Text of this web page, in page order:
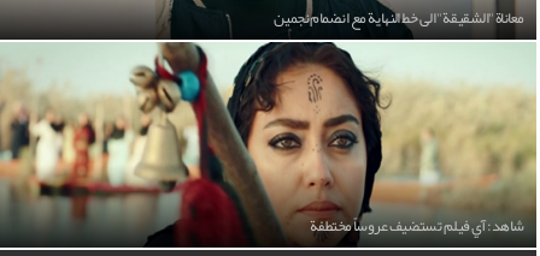
معاناة "الشقيقة" الى خط النهاية مع انضمام نجمين
شاهد: آي فيلم تستضيف عروساً مختطفة